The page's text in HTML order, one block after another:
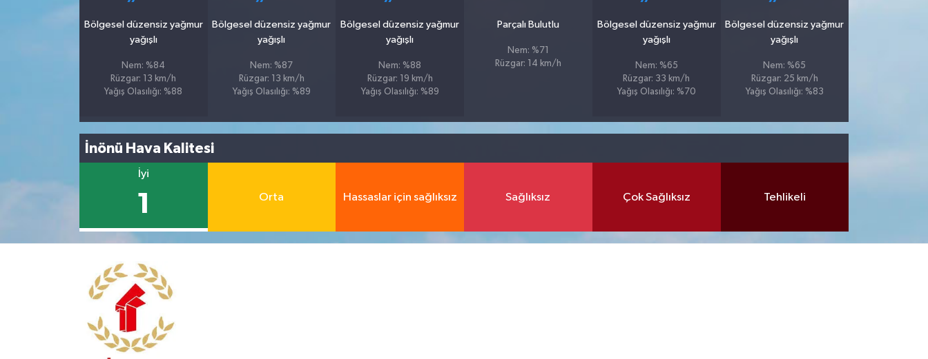
Bölgesel düzensiz yağmur
yağışlı
Nem: %84
Rüzgar: 13 km/h
Yağış Olasılığı: %88
Bölgesel düzensiz yağmur
yağışlı
Nem: %87
Rüzgar: 13 km/h
Yağış Olasılığı: %89
Bölgesel düzensiz yağmur
yağışlı
Nem: %88
Rüzgar: 19 km/h
Yağış Olasılığı: %89
Parçalı Bulutlu
Nem: %71
Rüzgar: 14 km/h
Bölgesel düzensiz yağmur
yağışlı
Nem: %65
Rüzgar: 33 km/h
Yağış Olasılığı: %70
Bölgesel düzensiz yağmur
yağışlı
Nem: %65
Rüzgar: 25 km/h
Yağış Olasılığı: %83
İnönü Hava Kalitesi
İyi
1 Orta Hassaslar için sağlıksız Sağlıksız Çok Sağlıksız Tehlikeli